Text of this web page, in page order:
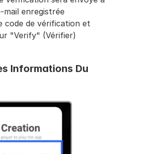
mail enregistrée
code de vérification et
"Verify" (Vérifier)
Informations Du